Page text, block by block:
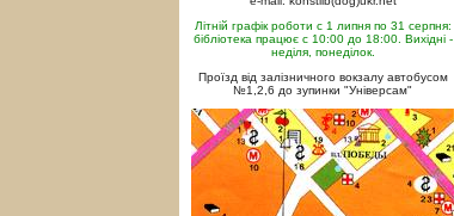
Літній графік роботи с 1 липня по 31 серпня:
бібліотека працює с 10:00 до 18:00. Вихідні -
неділя, понеділок.
Проїзд від залізничного вокзалу автобусом
№1,2,6 до зупинки "Універсам"